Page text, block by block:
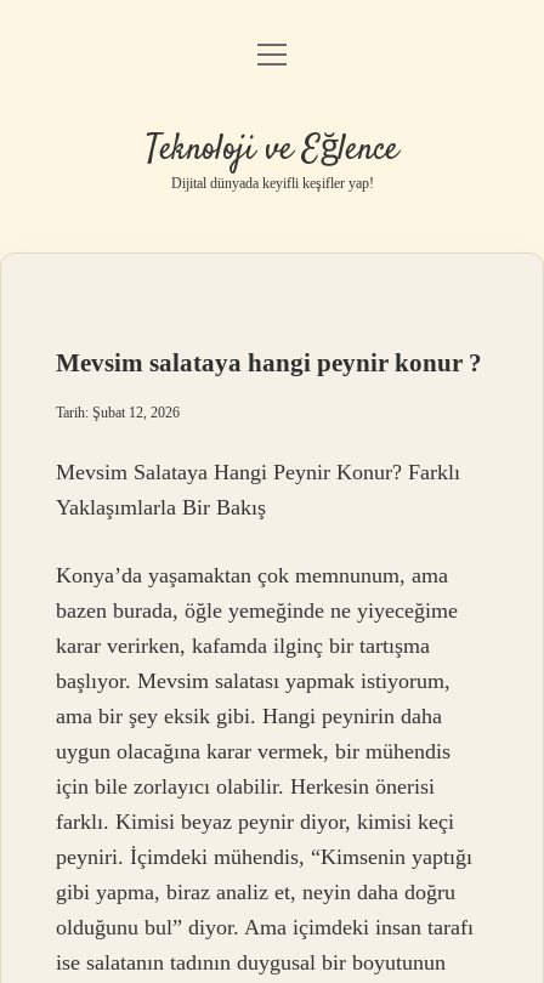
Anasayfa
Yasal Uyarı
menüyü
Teknoloji ve Eğlence
Dijital dünyada keyifli keşifler yap!
Mevsim salataya hangi peynir konur ?
Tarih: Şubat 12, 2026
Mevsim Salataya Hangi Peynir Konur? Farklı
Yaklaşımlarla Bir Bakış
Konya’da yaşamaktan çok memnunum, ama
bazen burada, öğle yemeğinde ne yiyeceğime
karar verirken, kafamda ilginç bir tartışma
başlıyor. Mevsim salatası yapmak istiyorum,
ama bir şey eksik gibi. Hangi peynirin daha
uygun olacağına karar vermek, bir mühendis
için bile zorlayıcı olabilir. Herkesin önerisi
farklı. Kimisi beyaz peynir diyor, kimisi keçi
peyniri. İçimdeki mühendis, “Kimsenin yaptığı
gibi yapma, biraz analiz et, neyin daha doğru
olduğunu bul” diyor. Ama içimdeki insan tarafı
ise salatanın tadının duygusal bir boyutunun